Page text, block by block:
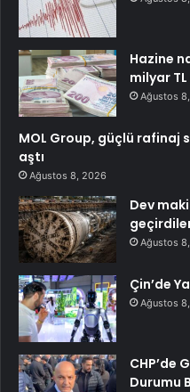
Hazine
milyar
Ağustos
MOL Group, güçlü rafinaj
aştı
Ağustos 8, 2026
Dev
Ağustos
Çin’de
Ağustos
CHP’de
Durumu